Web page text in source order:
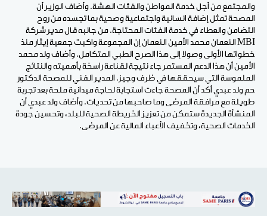
والمجتمع من أجل خدمة المواطن والفئات الهشة. وأضاف الوزير أن
المصحة تمثل إضافة انسانية واجتماعية وصحية بما تجسده من روح
التضامن والعطاء في خدمة الفئات المحتاجة. من جانبه قال مدير شركة
MBI النعمان محمد الأمين النعمان إن المجموعة واكبت جمعية إيثار منذ
خطواتها الأولى وصولا إلى هذا الصرح الطبي المتكامل. وأضاف ولد محمد
الأمين أن هذا الدعم المستمر جاء نتيجة لقناعة راسخة بأهميته والنتائج
الملموسة التي سيحققها في ظرف وجيز. المدير الفني للمصحة الدكتور
حم ولد عبدي أكد أن المصحة جاءت استجابة لحاجة ميدانية ملحة بعد تجربة
طويلة مع مرافقة المرضى وما صاحبها من تحديات. وأضاف ولد عبدي أن
المنشأة الجديدة ستمكن من تعزيز الخريطة الصحية للبلد، وتحسين جودة
الخدمات الصحية، وتخفيف الأعباء المالية عن المرضى.